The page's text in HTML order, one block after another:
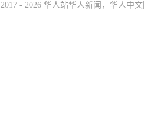
2017 - 2026 华人站华人新闻，华人中文